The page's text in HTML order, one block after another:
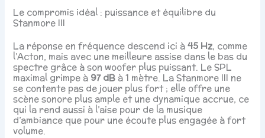
Le compromis idéal : puissance et équilibre du
Stanmore III
La réponse en fréquence descend ici à45 Hz, comme
l’Acton, mais avec une meilleure assise dans le bas du
spectre grâce à son woofer plus puissant. Le SPL
maximal grimpe à 97 dB à 1 mètre. La Stanmore III ne
se contente pas de jouer plus fort ; elle offre une
scène sonore plus ample et une dynamique accrue, ce
qui la rend aussi à l’aise pour de la musique
d’ambiance que pour une écoute plus engagée à fort
volume.